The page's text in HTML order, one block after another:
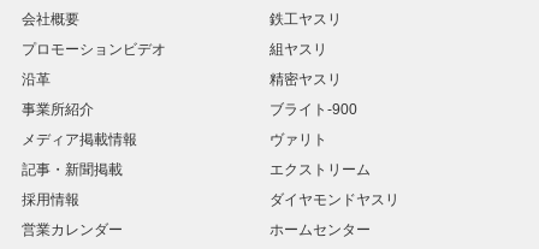
会社概要
プロモーションビデオ
沿革
事業所紹介
メディア掲載情報
記事・新聞掲載
採用情報
営業カレンダー
鉄工ヤスリ
組ヤスリ
精密ヤスリ
ブライト-900
ヴァリト
エクストリーム
ダイヤモンドヤスリ
ホームセンター